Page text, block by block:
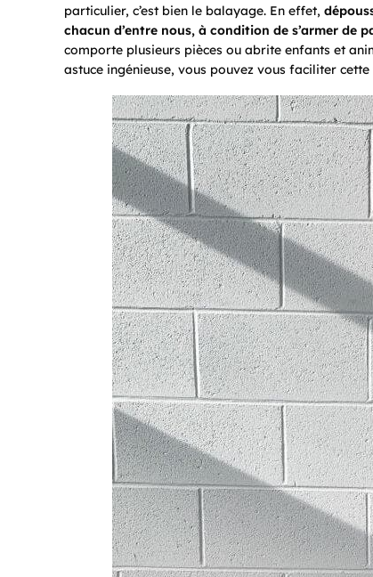
particulier, c’est bien le balayage. En effet,
chacun d’entre nous, à condition de s’armer de
comporte plusieurs pièces ou abrite enfants et
astuce ingénieuse, vous pouvez vous faciliter cette